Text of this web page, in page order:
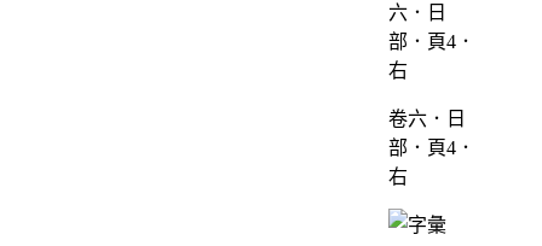
卷六．日
部．頁4．
右